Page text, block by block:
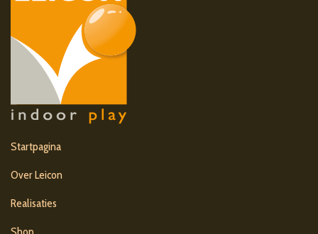
Startpagina
Over Leicon
Realisaties